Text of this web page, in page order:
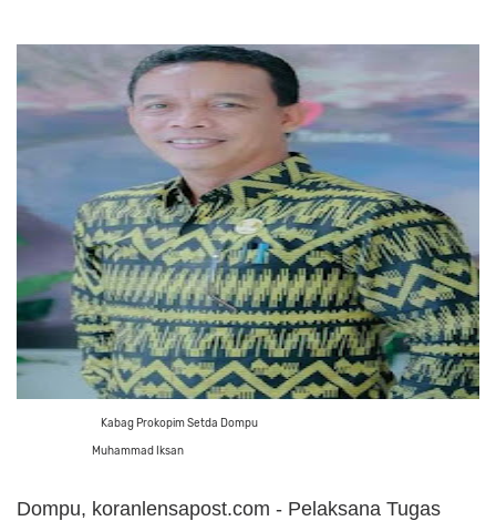
Kabag Prokopim Setda Dompu
Muhammad Iksan
Dompu, koranlensapost.com - Pelaksana Tugas